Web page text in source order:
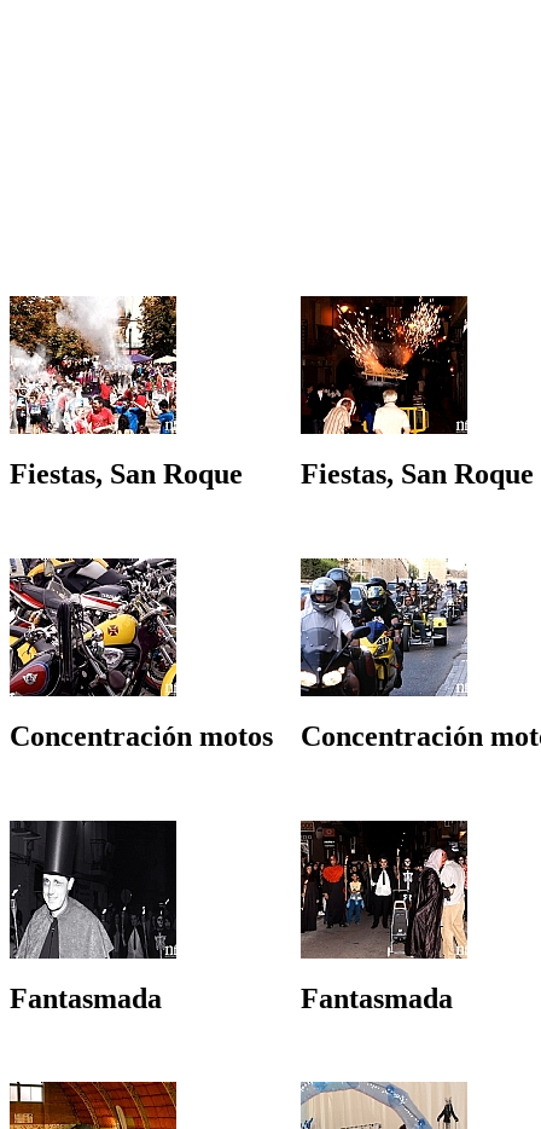
Fiestas, San Roque Fiestas, San Roque
Concentración motos Concentración
Fantasmada Fantasmada